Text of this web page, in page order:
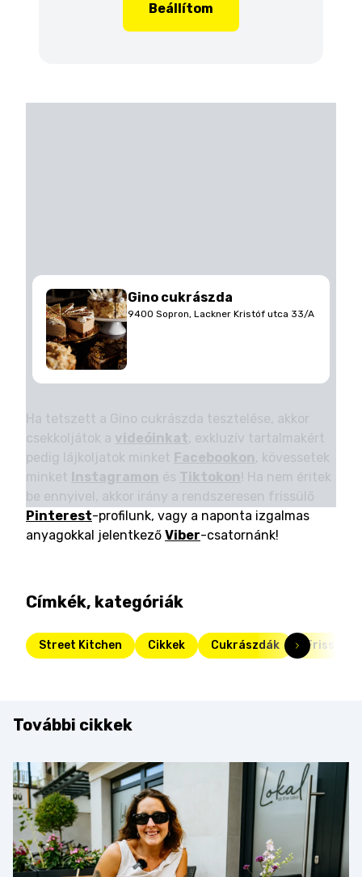
Beállítom
Gino cukrászda
9400 Sopron, Lackner Kristóf utca 33/A
Ha tetszett a Gino cukrászda tesztelése, akkor
csekkoljátok a videóinkat, exkluzív tartalmakért
pedig lájkoljatok minket Facebookon, kövessetek
minket Instagramon és Tiktokon! Ha nem éritek
be ennyivel, akkor irány a rendszeresen frissülő
Pinterest-profilunk, vagy a naponta izgalmas
anyagokkal jelentkező Viber-csatornánk!
Címkék, kategóriák
Street Kitchen Cikkek Cukrászdák Friss
További cikkek